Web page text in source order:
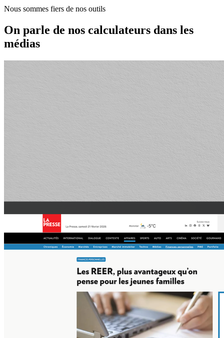
Nous sommes fiers de nos outils
On parle de nos calculateurs dans les
médias